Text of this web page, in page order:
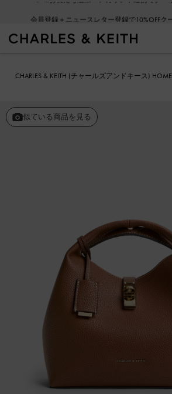
CHARLES & KEITH (チャールズアンドキース) HOME
似ている商品を見る